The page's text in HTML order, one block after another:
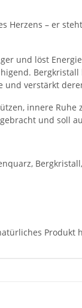
Herzens – er
und löst
und verstärkt
innere
und soll